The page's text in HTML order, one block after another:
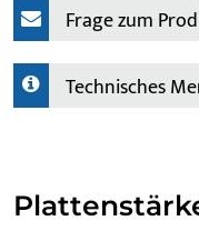
Frage zum
Technisches